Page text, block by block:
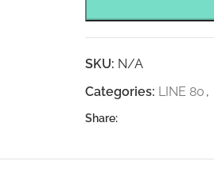
SKU: N/A
Categories: LINE 80 ,
Share: